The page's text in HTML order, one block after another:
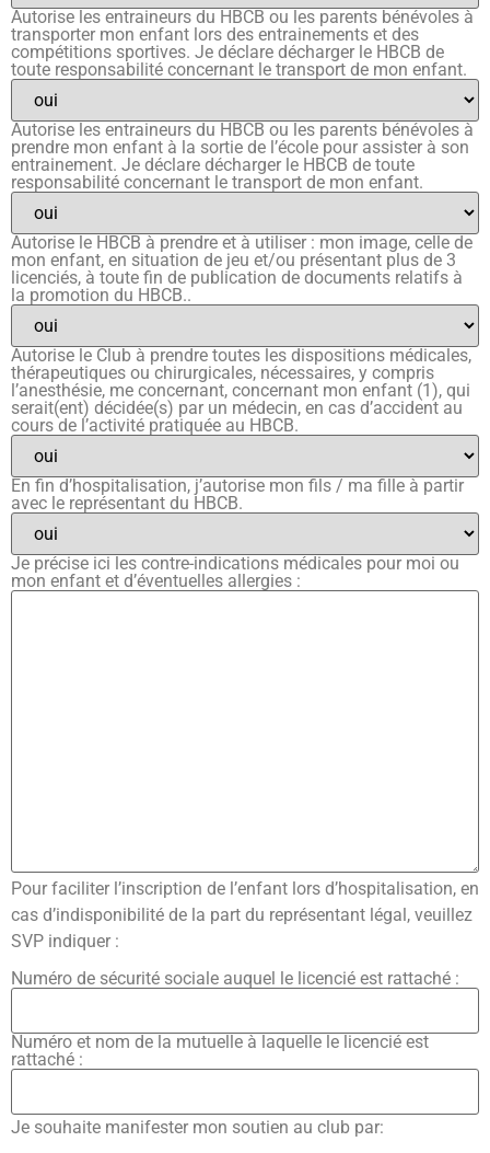
Autorise les entraineurs du HBCB ou les parents bénévoles à
transporter mon enfant lors des entrainements et des
compétitions sportives. Je déclare décharger le HBCB de
toute responsabilité concernant le transport de mon enfant.
Autorise les entraineurs du HBCB ou les parents bénévoles à
prendre mon enfant à la sortie de l’école pour assister à son
entrainement. Je déclare décharger le HBCB de toute
responsabilité concernant le transport de mon enfant.
Autorise le HBCB à prendre et à utiliser : mon image, celle de
mon enfant, en situation de jeu et/ou présentant plus de 3
licenciés, à toute fin de publication de documents relatifs à
la promotion du HBCB..
Autorise le Club à prendre toutes les dispositions médicales,
thérapeutiques ou chirurgicales, nécessaires, y compris
l’anesthésie, me concernant, concernant mon enfant (1), qui
serait(ent) décidée(s) par un médecin, en cas d’accident au
cours de l’activité pratiquée au HBCB.
En fin d’hospitalisation, j’autorise mon fils / ma fille à partir
avec le représentant du HBCB.
Je précise ici les contre-indications médicales pour moi ou
mon enfant et d’éventuelles allergies :
Pour faciliter l’inscription de l’enfant lors d’hospitalisation, en
cas d’indisponibilité de la part du représentant légal, veuillez
SVP indiquer :
Numéro de sécurité sociale auquel le licencié est rattaché :
Numéro et nom de la mutuelle à laquelle le licencié est
rattaché :
Je souhaite manifester mon soutien au club par: